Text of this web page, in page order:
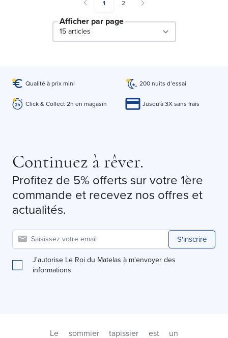
You're currently reading page
1 Page
2
Afficher par page
Qualité à prix mini 200 nuits d’essai
Click & Collect 2h en magasin Jusqu'à 3X sans frais
Continuez à rêver.
Profitez de 5% offerts sur votre 1ère
commande et recevez nos offres et
actualités.
S'inscrire
J'autorise Le Roi du Matelas à m'envoyer des
informations
Le sommier tapissier est un